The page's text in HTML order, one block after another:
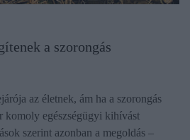
a szorongás
az életnek, ám ha a szorongás
komoly egészségügyi kihívást
szerint azonban a megoldás –